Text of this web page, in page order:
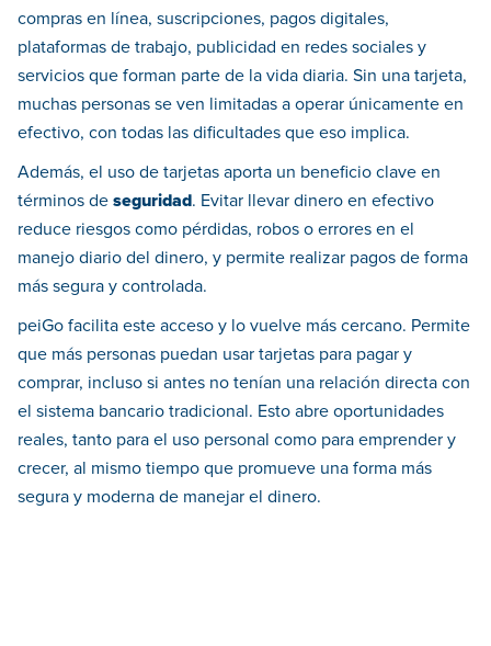
compras en línea, suscripciones, pagos digitales,
plataformas de trabajo, publicidad en redes sociales y
servicios que forman parte de la vida diaria. Sin una tarjeta,
muchas personas se ven limitadas a operar únicamente en
efectivo, con todas las dificultades que eso implica.
Además, el uso de tarjetas aporta un beneficio clave en
términos de seguridad. Evitar llevar dinero en efectivo
reduce riesgos como pérdidas, robos o errores en el
manejo diario del dinero, y permite realizar pagos de forma
más segura y controlada.
peiGo facilita este acceso y lo vuelve más cercano. Permite
que más personas puedan usar tarjetas para pagar y
comprar, incluso si antes no tenían una relación directa con
el sistema bancario tradicional. Esto abre oportunidades
reales, tanto para el uso personal como para emprender y
crecer, al mismo tiempo que promueve una forma más
segura y moderna de manejar el dinero.